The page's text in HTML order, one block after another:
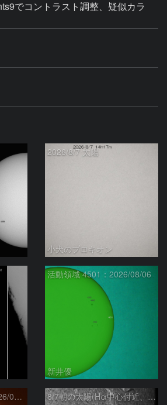
でコントラスト調整、疑似カラ
2026/8/7 太陽
小犬のプロキオン
活動領域 4501：2026/08/06
新井優
太陽 Hα線全面像 2026/08/07 8/7朝の太陽(Hα中心付近、4498、4502付近)